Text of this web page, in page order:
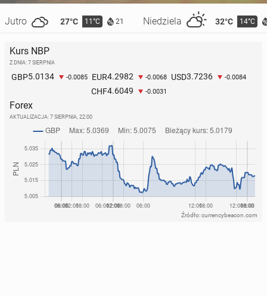
Jutro 27°C 11°C 21 Niedziela 32°C 14°C
Kurs NBP
Z DNIA: 7 SIERPNIA
GBP5.0134 -0.0085 EUR4.2982 -0.0068 USD3.7236 -0.0084
CHF4.6049 -0.0031
Forex
AKTUALIZACJA: 7 SIERPNIA, 22:00
Źródło: currencybeacon.com